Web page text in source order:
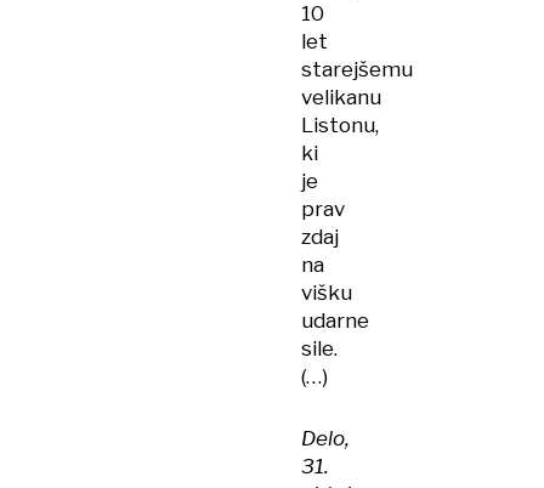
10
let
starejšemu
velikanu
Listonu,
ki
je
prav
zdaj
na
višku
udarne
sile.
(…)
Delo,
31.